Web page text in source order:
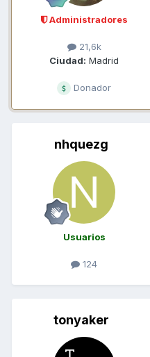
Administradores
21,6k
Ciudad: Madrid
Donador
nhquezg
Usuarios
124
tonyaker